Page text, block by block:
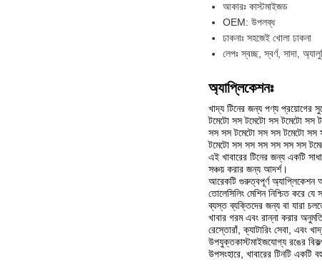
আকারঃ কাস্টমাইজড
OEM: উপলব্ধ
ঢাকনাঃ সহজেই খোলা ঢাকনা
লেপঃ স্বচ্ছ, স্বর্ণ, সাদা,
অ্যাপ্লিকেশনঃ
খাদ্য টিনের জন্য পণ্য প্রয়োগের
টমেটো সস টমেটো সস টমেটো সস
সস সস টমেটো সস সস টমেটো সস
টমেটো সস সস সস সস সস সস
এই খাবারের টিনের জন্য একটি
সঞ্চয় করার জন্য আদর্শ।
আরেকটি গুরুত্বপূর্ণ অ্যাপ্লিকেশন
তোলেসিলিং মেশিন নিশ্চিত করে
ব্যস্ত ব্যক্তিদের জন্য বা যারা
খাবার গরম এবং রান্না করার
রেস্তোরাঁ, ক্যাটারিং সেবা, এবং
উপযুক্তকাস্টমাইজযোগ্য রঙের
উপসংহারে, খাবারের টিনটি একটি